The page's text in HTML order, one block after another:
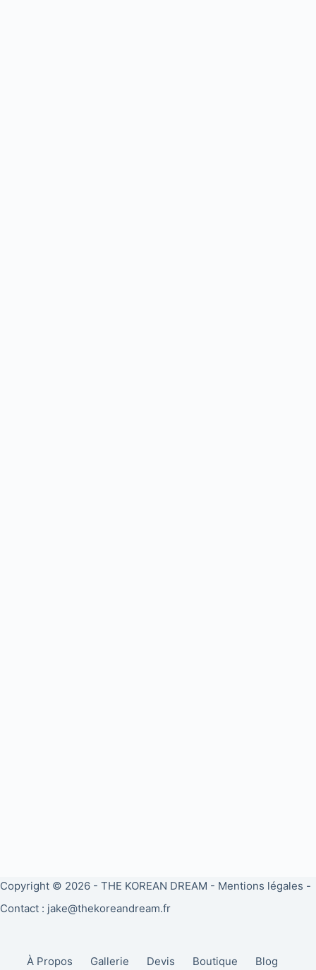
Copyright © 2026 - THE KOREAN DREAM - Mentions légales -
Contact : jake@thekoreandream.fr
À Propos Gallerie Devis Boutique Blog